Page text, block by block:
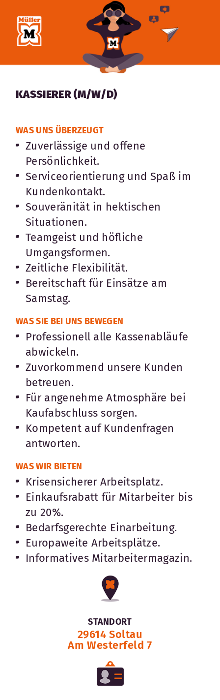
KASSIERER (M/W/D)
WAS UNS ÜBERZEUGT
Zuverlässige und offene
Persönlichkeit.
Serviceorientierung und Spaß im
Kundenkontakt.
Souveränität in hektischen
Situationen.
Teamgeist und höfliche
Umgangsformen.
Zeitliche Flexibilität.
Bereitschaft für Einsätze am
Samstag.
WAS SIE BEI UNS BEWEGEN
Professionell alle Kassenabläufe
abwickeln.
Zuvorkommend unsere Kunden
betreuen.
Für angenehme Atmosphäre bei
Kaufabschluss sorgen.
Kompetent auf Kundenfragen
antworten.
WAS WIR BIETEN
Krisensicherer Arbeitsplatz.
Einkaufsrabatt für Mitarbeiter bis
zu 20%.
Bedarfsgerechte Einarbeitung.
Europaweite Arbeitsplätze.
Informatives Mitarbeitermagazin.
STANDORT
29614 Soltau
Am Westerfeld 7